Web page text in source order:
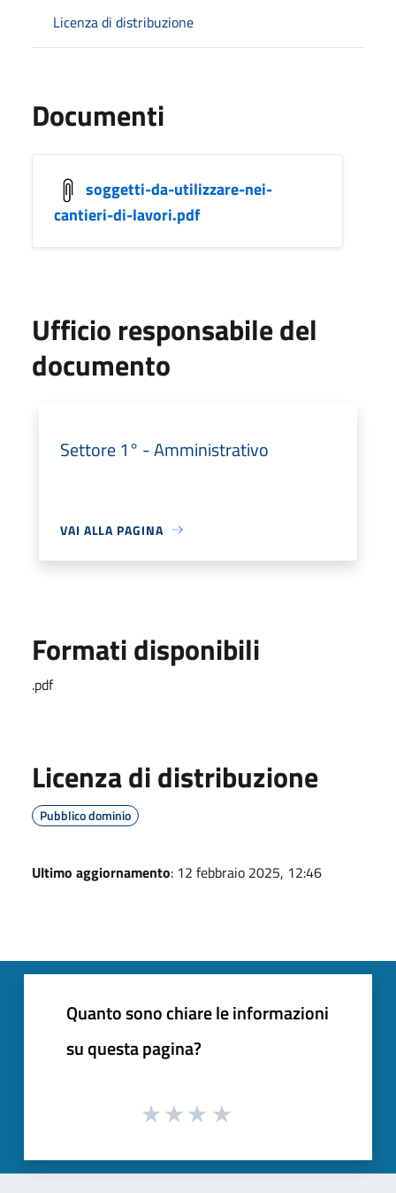
Licenza di distribuzione
Documenti
soggetti-da-utilizzare-nei-
cantieri-di-lavori.pdf
Ufficio responsabile del
documento
Settore 1° - Amministrativo
VAI ALLA PAGINA
Formati disponibili
.pdf
Licenza di distribuzione
Pubblico dominio
Ultimo aggiornamento: 12 febbraio 2025, 12:46
Quanto sono chiare le informazioni
su questa pagina?